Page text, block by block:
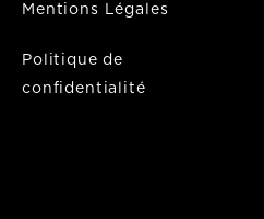
Mentions Légales
Politique de
confidentialité